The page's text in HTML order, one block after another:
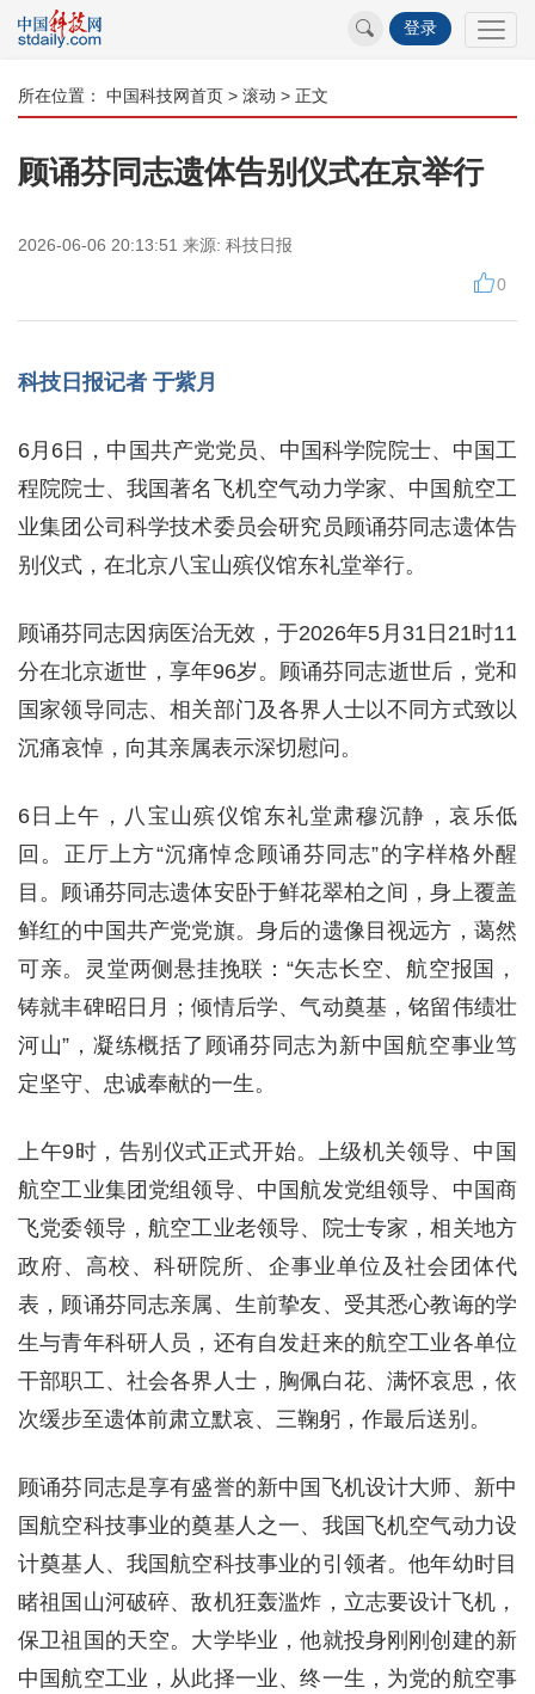
登录
所在位置： 中国科技网首页 > 滚动 > 正文
顾诵芬同志遗体告别仪式在京举行
2026-06-06 20:13:51 来源: 科技日报
0
科技日报记者 于紫月
6月6日，中国共产党党员、中国科学院院士、中国工
程院院士、我国著名飞机空气动力学家、中国航空工
业集团公司科学技术委员会研究员顾诵芬同志遗体告
别仪式，在北京八宝山殡仪馆东礼堂举行。
顾诵芬同志因病医治无效，于2026年5月31日21时11
分在北京逝世，享年96岁。顾诵芬同志逝世后，党和
国家领导同志、相关部门及各界人士以不同方式致以
沉痛哀悼，向其亲属表示深切慰问。
6日上午，八宝山殡仪馆东礼堂肃穆沉静，哀乐低
回。正厅上方“沉痛悼念顾诵芬同志”的字样格外醒
目。顾诵芬同志遗体安卧于鲜花翠柏之间，身上覆盖
鲜红的中国共产党党旗。身后的遗像目视远方，蔼然
可亲。灵堂两侧悬挂挽联：“矢志长空、航空报国，
铸就丰碑昭日月；倾情后学、气动奠基，铭留伟绩壮
河山”，凝练概括了顾诵芬同志为新中国航空事业笃
定坚守、忠诚奉献的一生。
上午9时，告别仪式正式开始。上级机关领导、中国
航空工业集团党组领导、中国航发党组领导、中国商
飞党委领导，航空工业老领导、院士专家，相关地方
政府、高校、科研院所、企事业单位及社会团体代
表，顾诵芬同志亲属、生前挚友、受其悉心教诲的学
生与青年科研人员，还有自发赶来的航空工业各单位
干部职工、社会各界人士，胸佩白花、满怀哀思，依
次缓步至遗体前肃立默哀、三鞠躬，作最后送别。
顾诵芬同志是享有盛誉的新中国飞机设计大师、新中
国航空科技事业的奠基人之一、我国飞机空气动力设
计奠基人、我国航空科技事业的引领者。他年幼时目
睹祖国山河破碎、敌机狂轰滥炸，立志要设计飞机，
保卫祖国的天空。大学毕业，他就投身刚刚创建的新
中国航空工业，从此择一业、终一生，为党的航空事